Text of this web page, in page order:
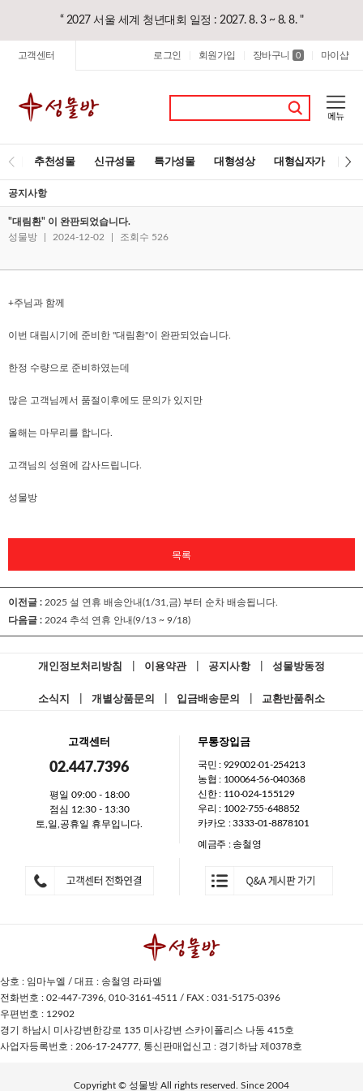
“ 2027 서울 세계 청년대회 일정 : 2027. 8. 3 ~ 8. 8. "
고객센터 로그인 회원가입 장바구니 0 마이샵
추천성물 신규성물 특가성물 대형성상 대형십자가 레
공지사항
"대림환" 이 완판되었습니다.
성물방
2024-12-02 조회수 526
+주님과 함께
이번 대림시기에 준비한 "대림환"이 완판되었습니다.
한정 수량으로 준비하였는데
많은 고객님께서 품절이후에도 문의가 있지만
올해는 마무리를 합니다.
고객님의 성원에 감사드립니다.
성물방
목록
이전글 : 2025 설 연휴 배송안내(1/31,금) 부터 순차 배송됩니다.
다음글 : 2024 추석 연휴 안내(9/13 ~ 9/18)
개인정보처리방침 이용약관 공지사항 성물방동정
소식지 개별상품문의 입금배송문의 교환반품취소
고객센터
02.447.7396
평일 09:00 - 18:00
점심 12:30 - 13:30
토,일,공휴일 휴무입니다.
무통장입금
국민 : 929002-01-254213
농협 : 100064-56-040368
신한 : 110-024-155129
우리 : 1002-755-648852
카카오 : 3333-01-8878101
예금주 : 송철영
상호 : 임마누엘 / 대표 : 송철영 라파엘
전화번호 : 02-447-7396, 010-3161-4511 / FAX : 031-5175-0396
우편번호 : 12902
경기 하남시 미사강변한강로 135 미사강변 스카이폴리스 나동 415호
사업자등록번호 : 206-17-24777, 통신판매업신고 : 경기하남 제0378호
Copyright © 성물방 All rights reserved. Since 2004